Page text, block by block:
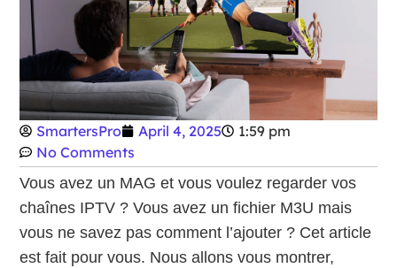
SmartersPro April 4, 2025
1:59 pm
No Comments
Vous avez un MAG et vous voulez regarder vos
chaînes IPTV ? Vous avez un fichier M3U mais
vous ne savez pas comment l’ajouter ? Cet article
est fait pour vous. Nous allons vous montrer,